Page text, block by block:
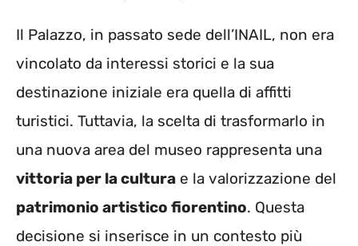
Il Palazzo, in passato sede dell’INAIL, non era
vincolato da interessi storici e la sua
destinazione iniziale era quella di affitti
turistici. Tuttavia, la scelta di trasformarlo in
una nuova area del museo rappresenta una
vittoria per la cultura e la valorizzazione del
patrimonio artistico fiorentino. Questa
decisione si inserisce in un contesto più